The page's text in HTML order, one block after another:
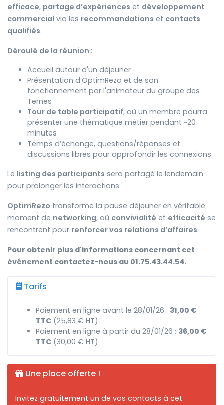
efficace, partage d’expériences et développement
commercial via les recommandations et contacts
qualifiés.
Déroulé de la réunion :
Accueil autour d'un déjeuner
Présentation d’OptimRezo et de son
fonctionnement par l'animateur du groupe des
Ternes
Tour de table participatif, où un membre pourra
présenter une thématique métier pendant ~20
minutes
Temps d’échange, questions/réponses et
discussions libres pour approfondir les connexions
Le listing des participants sera partagé le lendemain
pour prolonger les interactions.
OptimRezo transforme la pause déjeuner en véritable
moment de networking, où convivialité et efficacité se
rencontrent pour renforcer vos relations d’affaires.
Pour obtenir plus d'informations concernant cet
événement contactez-nous au 01.75.43.44.54.
Tarifs
Paiement en ligne avant le 28/01/26 : 31,00 €
TTC (25,83 € HT)
Paiement en ligne à partir du 28/01/26 : 36,00 €
TTC (30,00 € HT)
Une place offerte !
Invitez gratuitement un de vos contacts à cet